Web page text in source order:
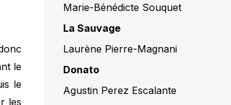
le
le
les
Marie-Bénédicte Souquet
La Sauvage
Laurène Pierre-Magnani
Donato
Agustin Perez Escalante